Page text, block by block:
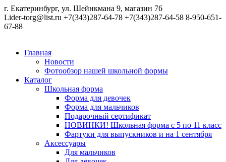
г. Екатеринбург, ул. Шейнкмана 9, магазин 76
Lider-torg@list.ru +7(343)287-64-78 +7(343)287-64-58 8-950-651-
67-88
Главная
Новости
Фотообзор нашей школьной формы
Каталог
Школьная форма
Форма для девочек
Форма для мальчиков
Подарочный сертификат
НОВИНКИ! Школьная форма с 5 по 11 класс
Фартуки для выпускников и на 1 сентября
Аксессуары
Для мальчиков